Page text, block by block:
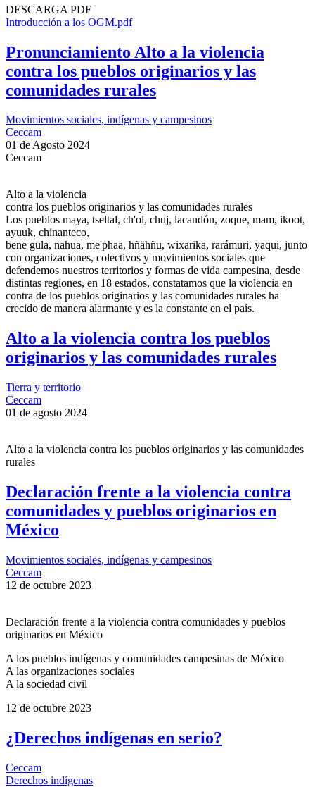
DESCARGA PDF
Introducción a los OGM.pdf
Pronunciamiento Alto a la violencia
contra los pueblos originarios y las
comunidades rurales
Movimientos sociales, indígenas y campesinos
Ceccam
01 de Agosto 2024
Ceccam
Alto a la violencia
contra los pueblos originarios y las comunidades rurales
Los pueblos maya, tseltal, ch'ol, chuj, lacandón, zoque, mam, ikoot,
ayuuk, chinanteco,
bene gula, nahua, me'phaa, hñähñu, wixarika, rarámuri, yaqui, junto
con organizaciones, colectivos y movimientos sociales que
defendemos nuestros territorios y formas de vida campesina, desde
distintas regiones, en 18 estados, constatamos que la violencia en
contra de los pueblos originarios y las comunidades rurales ha
crecido de manera alarmante y es la constante en el país.
Alto a la violencia contra los pueblos
originarios y las comunidades rurales
Tierra y territorio
Ceccam
01 de agosto 2024
Alto a la violencia contra los pueblos originarios y las comunidades
rurales
Declaración frente a la violencia contra
comunidades y pueblos originarios en
México
Movimientos sociales, indígenas y campesinos
Ceccam
12 de octubre 2023
Declaración frente a la violencia contra comunidades y pueblos
originarios en México
A los pueblos indígenas y comunidades campesinas de México
A las organizaciones sociales
A la sociedad civil
12 de octubre 2023
¿Derechos indígenas en serio?
Ceccam
Derechos indígenas